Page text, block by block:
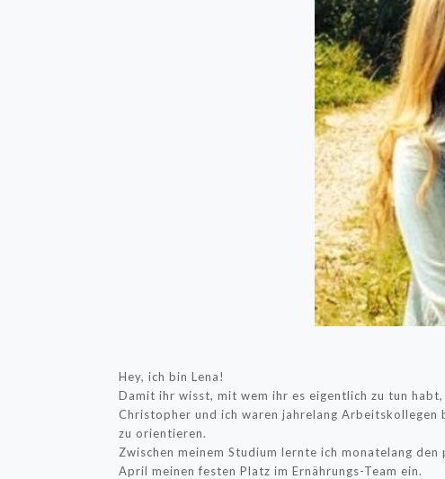
Hey, ich bin Lena!
Damit ihr wisst, mit wem ihr es eigentlich zu tun
Christopher und ich waren jahrelang Arbeitskollegen
zu orientieren.
Zwischen meinem Studium lernte ich monatelang
April meinen festen Platz im Ernährungs-Team ein.